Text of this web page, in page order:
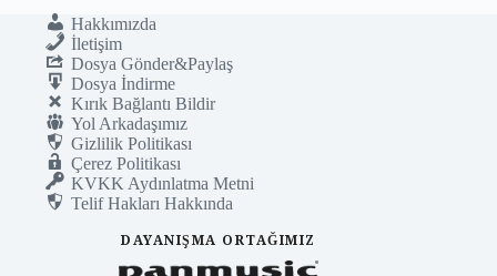
Hakkımızda
İletişim
Dosya Gönder&Paylaş
Dosya İndirme
Kırık Bağlantı Bildir
Yol Arkadaşımız
Gizlilik Politikası
Çerez Politikası
KVKK Aydınlatma Metni
Telif Hakları Hakkında
DAYANIŞMA ORTAĞIMIZ